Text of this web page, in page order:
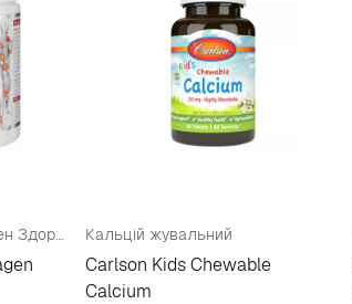
Харчова добавка "Колаген Здоров'я суглобів та рухливість" Кальцій жувальний
Carlson Kids Chewable
Calcium